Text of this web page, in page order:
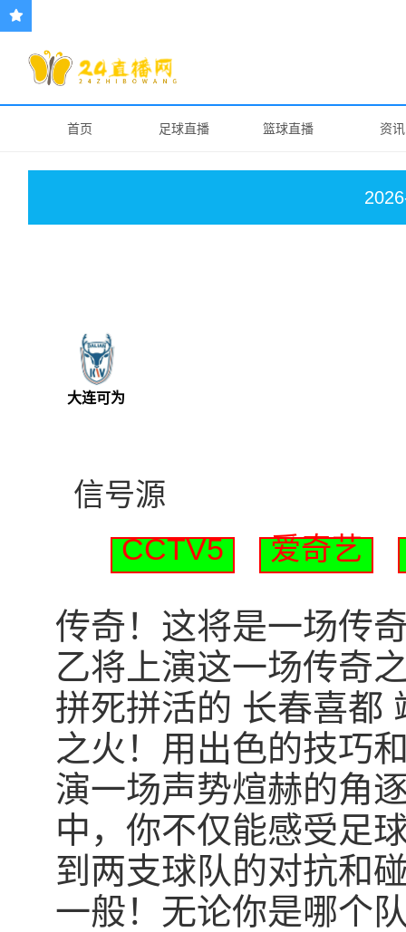
首页 足球直播 篮球直播 资讯
大连可为
信号源
CCTV5
爱奇艺
传奇！这将是一场传
乙将上演这一场传奇
拼死拼活的 长春喜都
之火！用出色的技巧
演一场声势煊赫的角
中，你不仅能感受足
到两支球队的对抗和
一般！无论你是哪个